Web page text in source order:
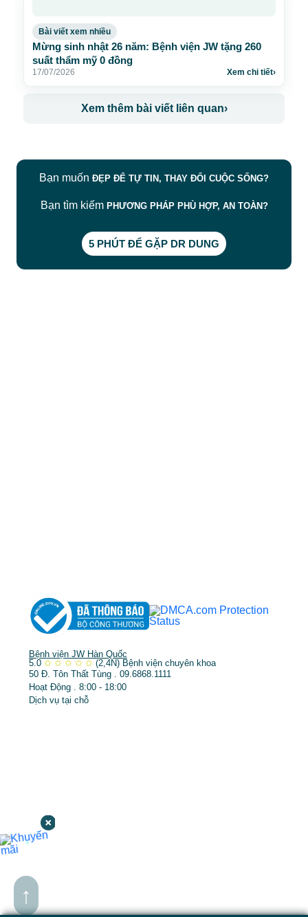
Bài viết xem nhiều
Mừng sinh nhật 26 năm: Bệnh viện JW tặng 260
suất thẩm mỹ 0 đồng
17/07/2026 Xem chi tiết›
Xem thêm bài viết liên quan›
Bạn muốn ĐẸP ĐỂ TỰ TIN, THAY ĐỔI CUỘC SỐNG?
Bạn tìm kiếm PHƯƠNG PHÁP PHÙ HỢP, AN TOÀN?
5 PHÚT ĐỂ GẶP DR DUNG
↑
Bệnh viện JW Hàn Quốc
5.0 ✩ ✩ ✩ ✩ ✩ (2,4N) Bệnh viện chuyên khoa
50 Đ. Tôn Thất Tùng . 09.6868.1111
Hoạt Động . 8:00 - 18:00
Dịch vụ tại chỗ